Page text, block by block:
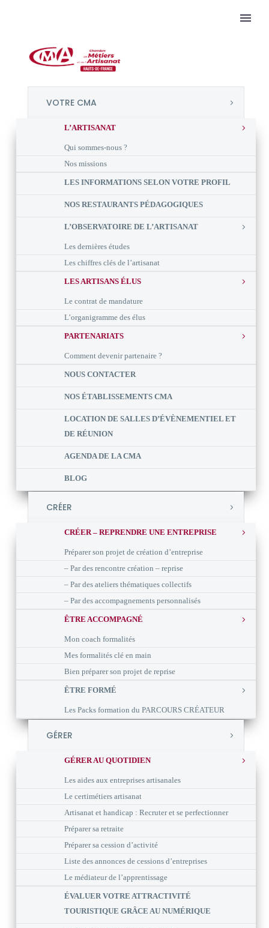
VOTRE CMA
L’ARTISANAT
Qui sommes-nous ?
Nos missions
LES INFORMATIONS SELON VOTRE PROFIL
NOS RESTAURANTS PÉDAGOGIQUES
L’OBSERVATOIRE DE L’ARTISANAT
Les dernières études
Les chiffres clés de l’artisanat
LES ARTISANS ÉLUS
Le contrat de mandature
L’organigramme des élus
PARTENARIATS
Comment devenir partenaire ?
NOUS CONTACTER
NOS ÉTABLISSEMENTS CMA
LOCATION DE SALLES D’ÉVÈNEMENTIEL ET
DE RÉUNION
AGENDA DE LA CMA
BLOG
CRÉER
CRÉER – REPRENDRE UNE ENTREPRISE
Préparer son projet de création d’entreprise
– Par des rencontre création – reprise
– Par des ateliers thématiques collectifs
– Par des accompagnements personnalisés
ÊTRE ACCOMPAGNÉ
Mon coach formalités
Mes formalités clé en main
Bien préparer son projet de reprise
ÊTRE FORMÉ
Les Packs formation du PARCOURS CRÉATEUR
GÉRER
GÉRER AU QUOTIDIEN
Les aides aux entreprises artisanales
Le certimétiers artisanat
Artisanat et handicap : Recruter et se perfectionner
Préparer sa retraite
Préparer sa cession d’activité
Liste des annonces de cessions d’entreprises
Le médiateur de l’apprentissage
ÉVALUER VOTRE ATTRACTIVITÉ
TOURISTIQUE GRÂCE AU NUMÉRIQUE